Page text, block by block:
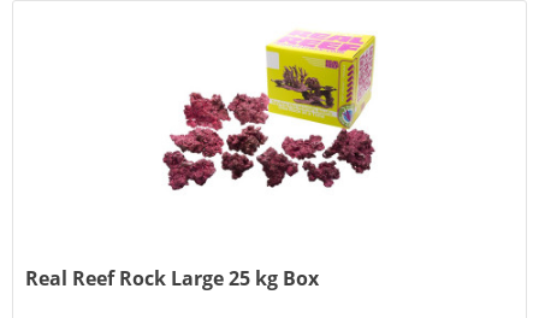
Real Reef Rock Large 25 kg Box